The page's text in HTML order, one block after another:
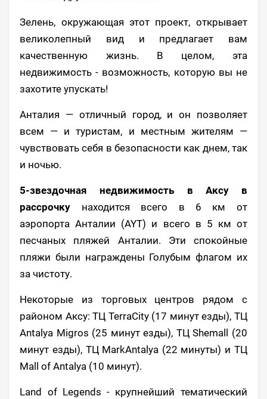
Зелень, окружающая этот проект, открывает
великолепный вид и предлагает вам
качественную жизнь. В целом, эта
недвижимость - возможность, которую вы не
захотите упускать!
Анталия — отличный город, и он позволяет
всем — и туристам, и местным жителям —
чувствовать себя в безопасности как днем, так
и ночью.
5-звездочная недвижимость в Аксу в
рассрочку находится всего в 6 км от
аэропорта Анталии (AYT) и всего в 5 км от
песчаных пляжей Анталии. Эти спокойные
пляжи были награждены Голубым флагом их
за чистоту.
Некоторые из торговых центров рядом с
районом Аксу: ТЦ TerraCity (17 минут езды), ТЦ
Antalya Migros (25 минут езды), ТЦ Shemall (20
минут езды), ТЦ MarkAntalya (22 минуты) и ТЦ
Mall of Antalya (10 минут).
Land of Legends - крупнейший тематический